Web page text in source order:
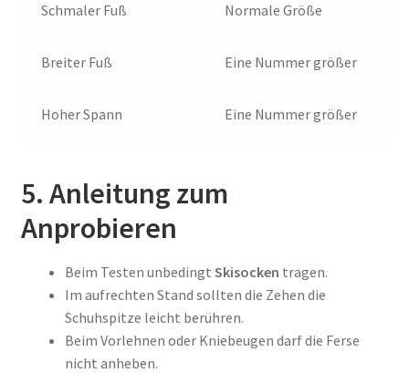
Schmaler Fuß Normale Größe
Breiter Fuß Eine Nummer größer
Hoher Spann Eine Nummer größer
5. Anleitung zum
Anprobieren
Beim Testen unbedingt Skisocken tragen.
Im aufrechten Stand sollten die Zehen die
Schuhspitze leicht berühren.
Beim Vorlehnen oder Kniebeugen darf die Ferse
nicht anheben.